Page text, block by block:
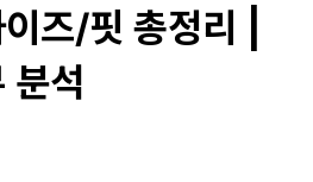
즈/핏 총정리 |
분석